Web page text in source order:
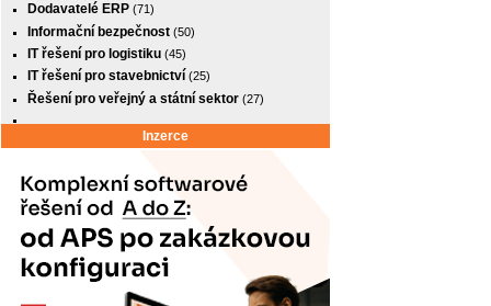
Dodavatelé ERP (71)
Informační bezpečnost (50)
IT řešení pro logistiku (45)
IT řešení pro stavebnictví (25)
Řešení pro veřejný a státní sektor (27)
Inzerce